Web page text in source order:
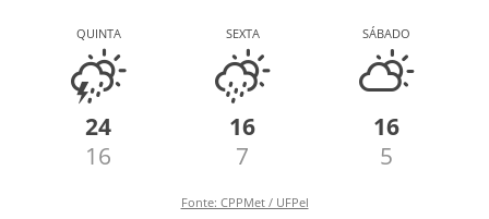
QUINTA
24
16
SEXTA
16
7
SÁBADO
16
5
Fonte: CPPMet / UFPel